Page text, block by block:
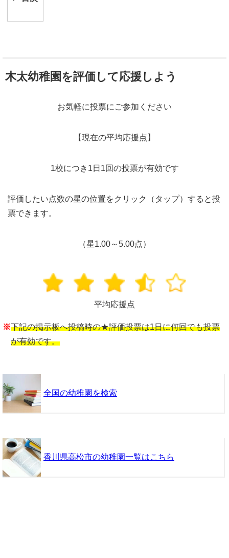
木太幼稚園を評価して応援しよう
お気軽に投票にご参加ください
【現在の平均応援点】
1校につき1日1回の投票が有効です
評価したい点数の星の位置をクリック（タップ）すると投
票できます。
（星1.00～5.00点）
平均応援点
※下記の掲示板へ投稿時の★評価投票は1日に何回でも投票
が有効です。
全国の幼稚園を検索
香川県高松市の幼稚園一覧はこちら